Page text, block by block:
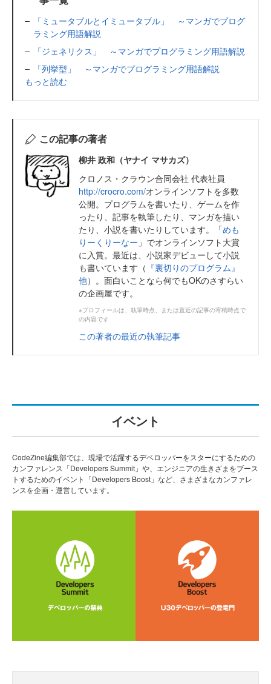
「ミュータブルとイミュータブル」 ～マンガでプログ
ラミング用語解説
「ジェネリクス」 ～マンガでプログラミング用語解説
「列挙型」 ～マンガでプログラミング用語解説
もっと読む
この記事の著者
柳井 政和（ヤナイ マサカズ）
クロノス・クラウン合同会社 代表社員
http://crocro.com/オンラインソフトを多数
公開。プログラムを書いたり、ゲームを作
ったり、記事を執筆したり、マンガを描い
たり、小説を書いたりしています。「めも
りーくりーなー 」でオンラインソフト大賞
に入賞。最近は、小説家デビューして小説
も書いています（ 『裏切りのプログラム』
他）。面白いことなら何でもOKのさすらい
の企画屋です。
※プロフィールは、執筆時点、または直近の記事の寄稿時点で
の内容です
この著者の最近の執筆記事
イベント
CodeZine編集部では、現場で活躍するデベロッパーをスターにするための
カンファレンス「Developers Summit」や、エンジニアの生きざまをブース
トするためのイベント「Developers Boost」など、さまざまなカンファレ
ンスを企画・運営しています。